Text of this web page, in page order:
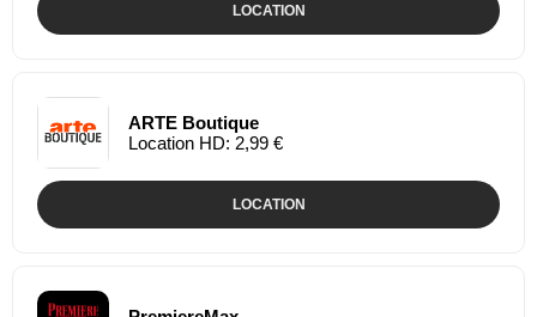
LOCATION
ARTE Boutique
Location HD: 2,99 €
LOCATION